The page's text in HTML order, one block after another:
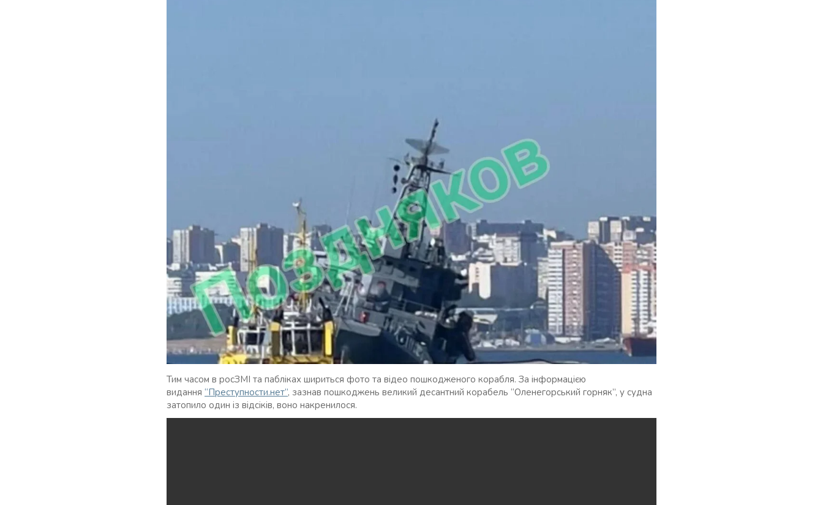
Тим часом в росЗМІ та пабліках шириться фото та відео пошкодженого корабля. За інформацією
видання “Преступности.нет”, зазнав пошкоджень великий десантний корабель “Оленегорський горняк”, у судна
затопило один із відсіків, воно накренилося.